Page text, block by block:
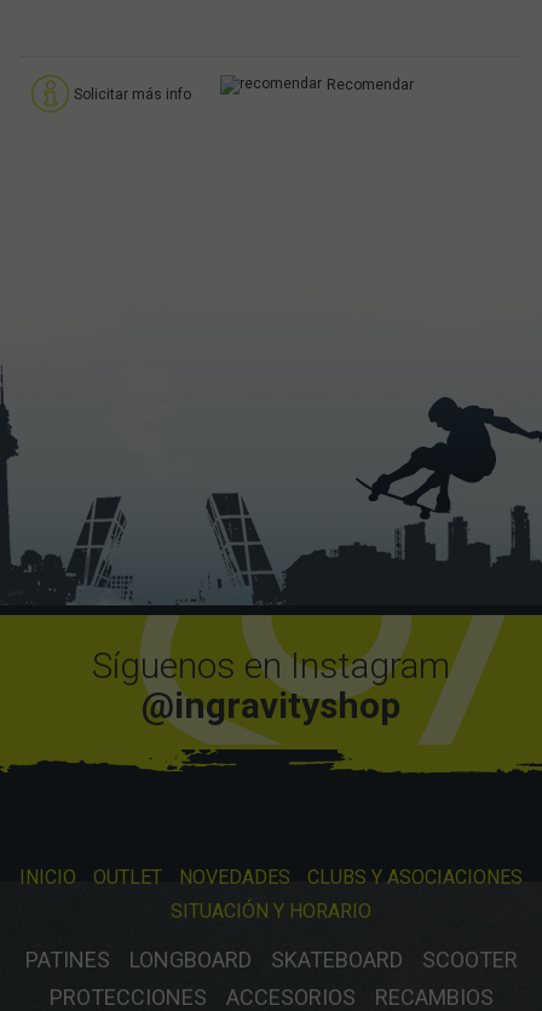
Solicitar más info
Recomendar
Síguenos en Instagram
@ingravityshop
INICIO OUTLET NOVEDADES
CLUBS Y ASOCIACIONES
SITUACIÓN Y HORARIO
PATINES LONGBOARD SKATEBOARD
SCOOTER
PROTECCIONES
ACCESORIOS
RECAMBIOS